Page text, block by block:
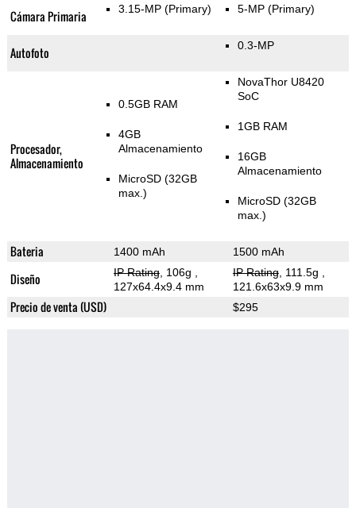
Cámara Primaria 3.15-MP (Primary) 5-MP (Primary)
Autofoto 0.3-MP
Procesador,
Almacenamiento
0.5GB RAM
4GB
Almacenamiento
MicroSD (32GB
max.)
NovaThor U8420
SoC
1GB RAM
16GB
Almacenamiento
MicroSD (32GB
max.)
Bateria 1400 mAh 1500 mAh
Diseño IP Rating, 106g
127x64.4x9.4 mm
IP Rating, 111.5g
121.6x63x9.9 mm
Precio de venta (USD) $295